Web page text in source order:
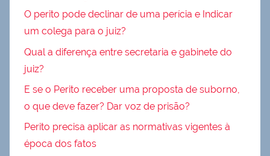
O perito pode declinar de uma perícia e Indicar
um colega para o juiz?
Qual a diferença entre secretaria e gabinete do
juiz?
E se o Perito receber uma proposta de suborno,
o que deve fazer? Dar voz de prisão?
Perito precisa aplicar as normativas vigentes à
época dos fatos